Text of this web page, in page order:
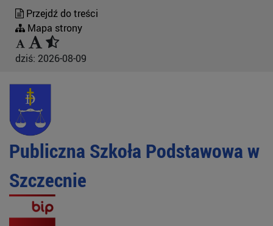
Przejdź do treści
Mapa strony
dziś: 2026-08-09
Publiczna Szkoła Podstawowa w
Szczecnie